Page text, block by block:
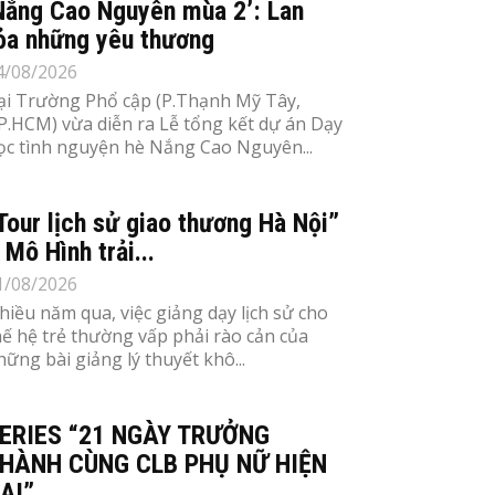
Cao Nguyên mùa 2’: Lan
những yêu thương
08/2026
Trường Phổ cập (P.Thạnh Mỹ Tây,
vừa diễn ra Lễ tổng kết dự án Dạy
tình nguyện hè Nắng Cao Nguyên...
lịch sử giao thương Hà Nội”
Mô Hình trải...
08/2026
năm qua, việc giảng dạy lịch sử cho
hệ trẻ thường vấp phải rào cản của
bài giảng lý thuyết khô...
“21 NGÀY TRƯỞNG
CÙNG CLB PHỤ NỮ HIỆN